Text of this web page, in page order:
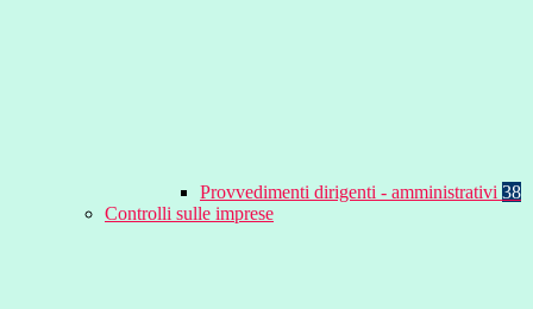
Provvedimenti dirigenti - amministrativi 38
Controlli sulle imprese